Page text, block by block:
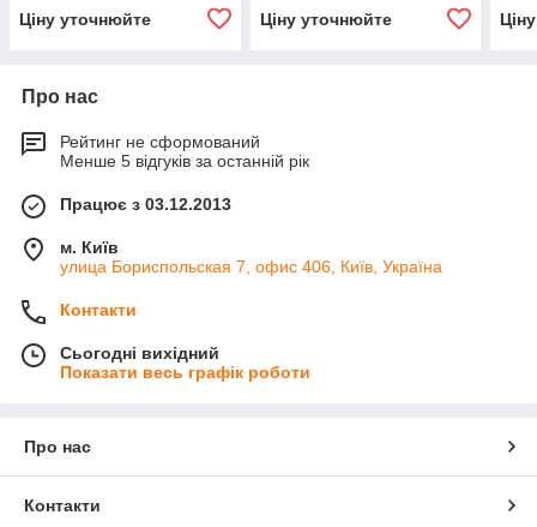
Ціну уточнюйте Ціну уточнюйте
Про нас
Рейтинг не сформований
Менше 5 відгуків за останній рік
Працює з 03.12.2013
м. Київ
улица Бориспольская 7, офис 406, Київ, Україна
Контакти
Сьогодні вихідний
Показати весь графік роботи
Про нас
Контакти